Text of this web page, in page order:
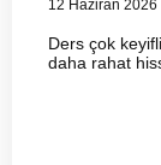
12 Haziran 2026
Ders çok
daha rahat